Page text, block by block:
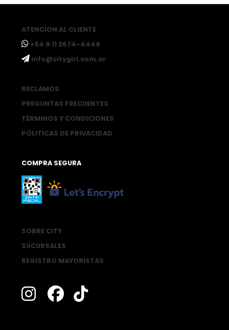
ATENCION AL CLIENTE
ㅤ+54 9 11 3674-4449
ㅤinfo@citygirl.com.ar
RECLAMOS
PREGUNTAS FRECUENTES
TÉRMINOS Y CONDICIONES
PÓLITICAS DE PRIVACIDAD
COMPRA SEGURA
SOBRE CITY
SUCURSALES
REGISTRO MAYORISTAS